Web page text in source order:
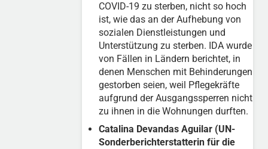
COVID-19 zu sterben, nicht so hoch
ist, wie das an der Aufhebung von
sozialen Dienstleistungen und
Unterstützung zu sterben. IDA wurde
von Fällen in Ländern berichtet, in
denen Menschen mit Behinderungen
gestorben seien, weil Pflegekräfte
aufgrund der Ausgangssperren nicht
zu ihnen in die Wohnungen durften.
Catalina Devandas Aguilar (UN-
Sonderberichterstatterin für die